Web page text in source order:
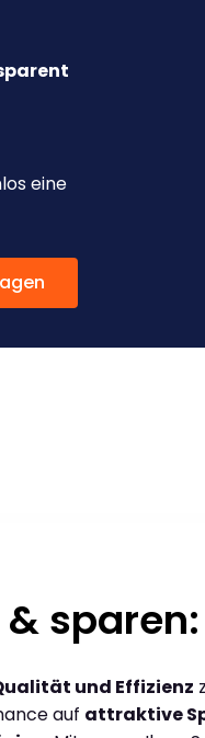
eine
sparen:
und Effizienz
auf attraktive